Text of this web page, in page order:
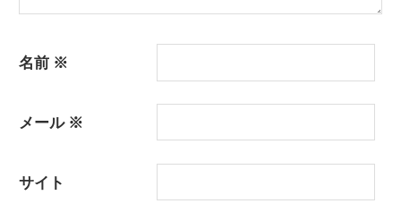
名前 ※
メール ※
サイト